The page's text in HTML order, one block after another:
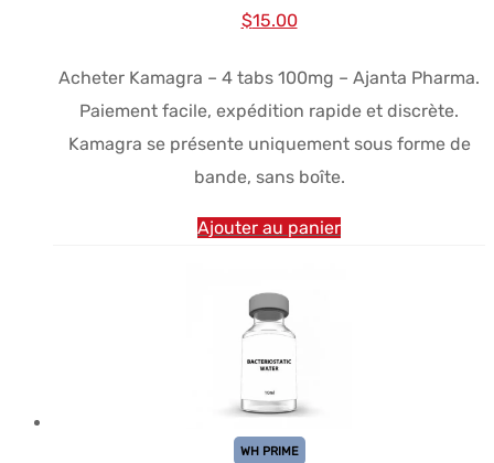
Le
initial
était :
$21.93.
$15.00Le
actuel
est :
$15.00.
Acheter Kamagra – 4 tabs 100mg – Ajanta Pharma.
Paiement facile, expédition rapide et discrète.
Kamagra se présente uniquement sous forme de
bande, sans boîte.
Ajouter au panier
WH PRIME